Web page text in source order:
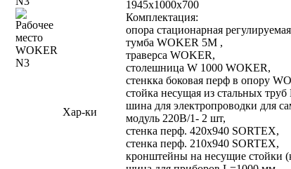
Хар-ки
1945x1000x700
Комплектация:
опора стационарная
тумба WOKER 5М ,
траверса WOKER,
столешница W 1000 WOKER,
стенкка боковая перф в опору
стойка несущая из стальных
шина для электропроводки для
модуль 220В/1- 2 шт,
стенка перф. 420х940 SORTEX,
стенка перф. 210х940 SORTEX,
кронштейны на несущие стойки